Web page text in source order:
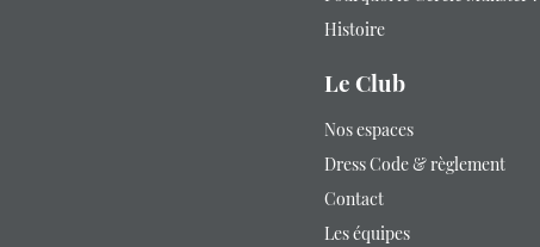
Histoire
Le Club
Nos espaces
Dress Code & règlement
Contact
Les équipes